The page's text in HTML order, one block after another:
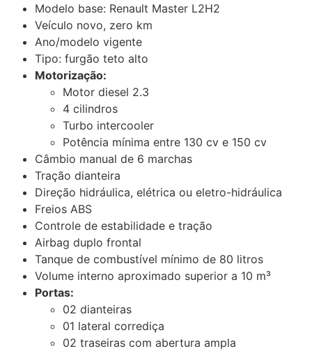
Modelo base: Renault Master L2H2
Veículo novo, zero km
Ano/modelo vigente
Tipo: furgão teto alto
Motorização:
Motor diesel 2.3
4 cilindros
Turbo intercooler
Potência mínima entre 130 cv e 150 cv
Câmbio manual de 6 marchas
Tração dianteira
Direção hidráulica, elétrica ou eletro-hidráulica
Freios ABS
Controle de estabilidade e tração
Airbag duplo frontal
Tanque de combustível mínimo de 80 litros
Volume interno aproximado superior a 10 m³
Portas:
02 dianteiras
01 lateral corrediça
02 traseiras com abertura ampla